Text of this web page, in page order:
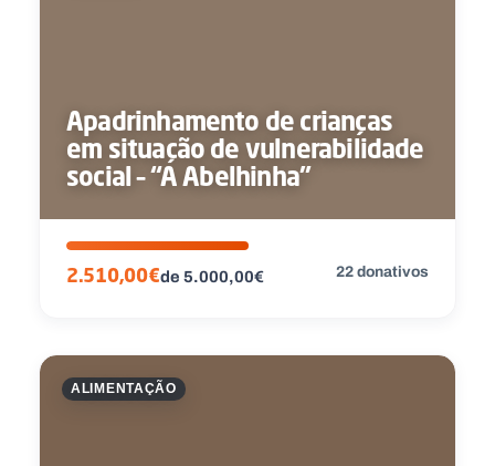
Apadrinhamento de crianças
em situação de vulnerabilidade
social – “A Abelhinha”
2.510,00€de 5.000,00€ 22 donativos
ALIMENTAÇÃO